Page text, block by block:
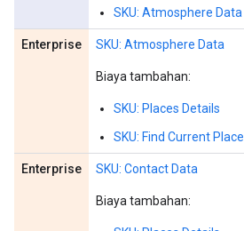
SKU: Atmosphere Data
Enterprise SKU: Atmosphere Data
Biaya tambahan:
SKU: Places Details
SKU: Find Current Place
Enterprise SKU: Contact Data
Biaya tambahan: